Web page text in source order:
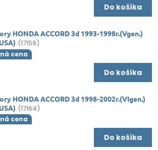
Do košíka
HONDA ACCORD 3d 1993-1998r.(Vgen.)
(17159)
cena
Do košíka
HONDA ACCORD 3d 1998-2002r.(VIgen.)
(17164)
cena
Do košíka